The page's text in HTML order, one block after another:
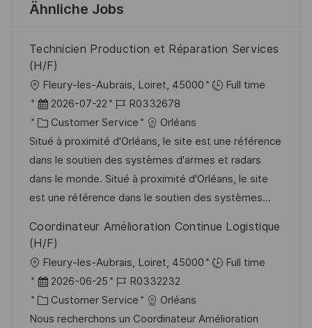
Ähnliche Jobs
Technicien Production et Réparation Services
(H/F)
O
r
t
Fleury-les-Aubrais, Loiret, 45000
Full time
D
a
t
u
m
d
r
r
2026-07-22
J
o
b
-
I
D
R0332678
K
a
t
e
g
r
Customer Service
Orléans
Situé à proximité d'Orléans, le site est une référence
dans le soutien des systèmes d'armes et radars
dans le monde. Situé à proximité d'Orléans, le site
est une référence dans le soutien des systèmes...
Coordinateur Amélioration Continue Logistique
(H/F)
O
r
t
Fleury-les-Aubrais, Loiret, 45000
Full time
D
a
t
2026-06-25
J
o
b
R0332232
K
a
Customer Service
Orléans
Nous recherchons un Coordinateur Amélioration